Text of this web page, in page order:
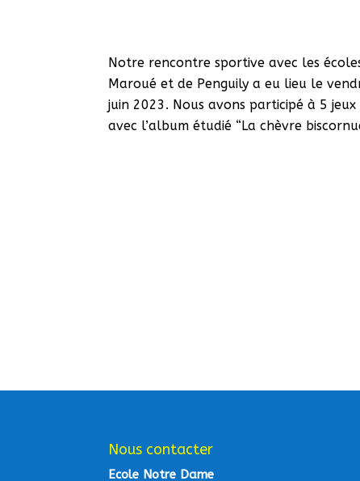
Notre rencontre sportive avec les
Maroué et de Penguily a eu lieu le
juin 2023. Nous avons participé à 5
avec l’album étudié “La chèvre
Nous contacter
Ecole Notre Dame